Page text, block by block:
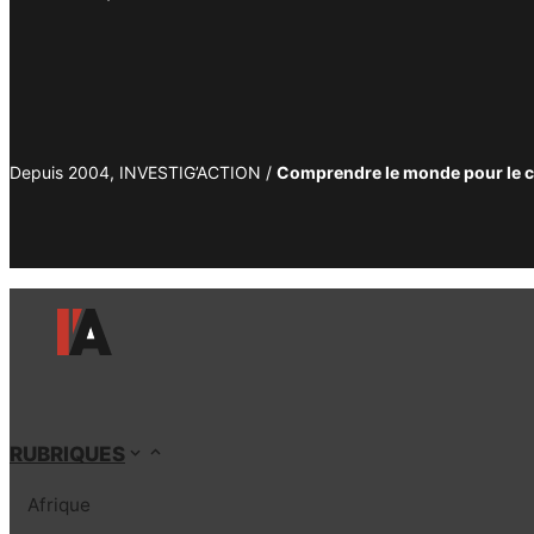
Depuis 2004, INVESTIG’ACTION / Comprendre le monde pour le
RUBRIQUES
Afrique